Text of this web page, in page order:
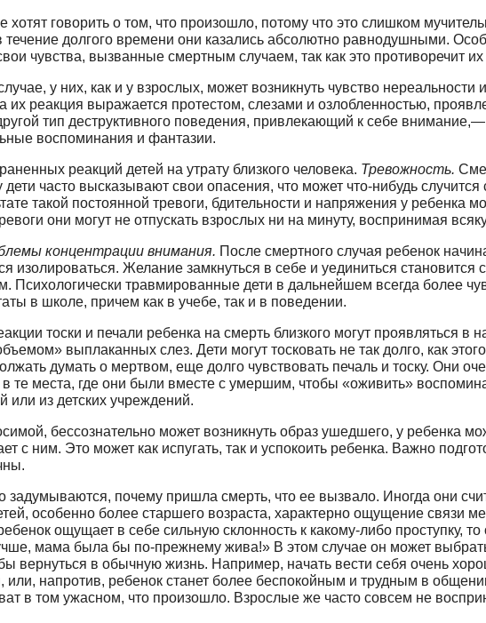
говорить о том, что произошло, потому что это слишком
течение долгого времени они казались абсолютно равнодушными.
чувства, вызванные смертным случаем, так как это противоречит
у них, как и у взрос­лых, может возникнуть чувство
их реакция выражается протестом, слезами и озлобленностью,
тип деструктивного поведения, привлекающий к себе
воспоминания и фантазии.
реакций детей на утрату близкого человека. Тревожность.
часто высказывают свои опасения, что может что-нибудь
такой постоянной тревоги, бдительности и напряжения у ребенка
они могут не отпускать взрослых ни на минуту, воспринимая
концентрации вни­мания. После смертного случая ребенок
изолироваться. Желание замкнуться в себе и уединиться стано­вится
травмированные дети в дальнейшем всегда более
в школе, причем как в учебе, так и в поведении.
тоски и печали ребенка на смерть близкого могут проявляться в
выплакан­ных слез. Дети могут тосковать не так долго, как
думать о мертвом, еще долго чувствовать печаль и тоску. Они
в те места, где они были вместе с умершим, что­бы «оживить»
или из детских учреждений.
бессознательно мо­жет возникнуть образ ушедшего, у ребен­ка
с ним. Это может как испу­гать, так и успокоить ребенка. Важно
задумываются, почему пришла смерть, что ее вызвало. Иногда они
особенно более старшего возраста, ха­рактерно ощущение связи
ощущает в себе сильную склонность к какому-либо проступку,
мама была бы по-прежнему жива!» В этом случае он может выбрать
вернуться в обычную жизнь. Например, начать вес­ти себя очень
напротив, ребенок станет более беспокойным и трудным в
в том ужасном, что произошло. Взрослые же часто совсем не